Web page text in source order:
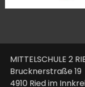
MITTELSCHULE 2
Brucknerstraße 19
4910 Ried im